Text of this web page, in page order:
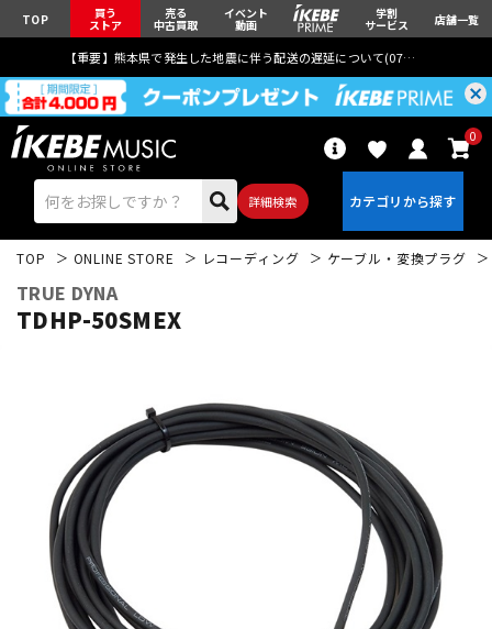
TOP 買う
ストア
売る
中古買取
イベント
動画
学割
サービス 店舗一覧
【重要】熊本県で発生した地震に伴う配送の遅延について(07月29日
詳細検索
0
ベース ウクレレ
ドラム パーカッション
キーボード 電子ピアノ
TOP ONLINE STORE レコーディング ケーブル・変換プラグ
TRUE DYNA
TDHP-50SMEX